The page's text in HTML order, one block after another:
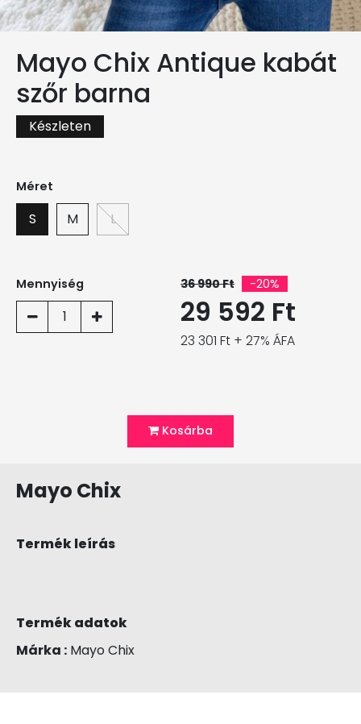
Mayo Chix Antique kabát
szőr barna
Készleten
Méret
S M L
Mennyiség
1
36 990 Ft -20%
29 592 Ft
23 301 Ft + 27% ÁFA
Kosárba
Mayo Chix
Termék leírás
Termék adatok
Márka : Mayo Chix